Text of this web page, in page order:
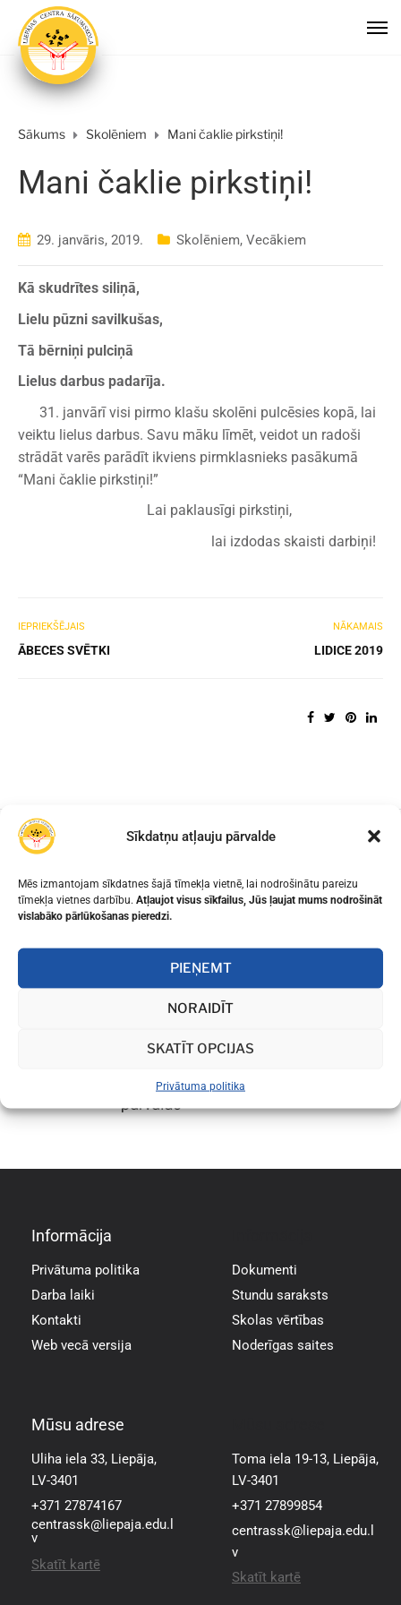
Sīkdatņu atļauju pārvalde
Mēs izmantojam sīkdatnes šajā tīmekļa vietnē, lai nodrošinātu pareizu
tīmekļa vietnes darbību. Atļaujot visus sīkfailus, Jūs ļaujat mums nodrošināt
vislabāko pārlūkošanas pieredzi.
PIEŅEMT
NORAIDĪT
SKATĪT OPCIJAS
Privātuma politika
Sākums Skolēniem Mani čaklie pirkstiņi!
Mani čaklie pirkstiņi!
29. janvāris, 2019. Skolēniem, Vecākiem
Kā skudrītes siliņā,
Lielu pūzni savilkušas,
Tā bērniņi pulciņā
Lielus darbus padarīja.
31. janvārī visi pirmo klašu skolēni pulcēsies kopā, lai
veiktu lielus darbus. Savu māku līmēt, veidot un radoši
strādāt varēs parādīt ikviens pirmklasnieks pasākumā
“Mani čaklie pirkstiņi!”
Lai paklausīgi pirkstiņi,
lai izdodas skaisti darbiņi!
IEPRIEKŠĒJAIS
ĀBECES SVĒTKI
NĀKAMAIS
LIDICE 2019
Informācija
Privātuma politika
Darba laiki
Kontakti
Web vecā versija
Dokumenti
Stundu saraksts
Skolas vērtības
Noderīgas saites
Mūsu adrese
Uliha iela 33, Liepāja,
LV-3401
+371 27874167
centrassk@liepaja.edu.l
v
Skatīt kartē
Toma iela 19-13, Liepāja,
LV-3401
+371 27899854
centrassk@liepaja.edu.l
v
Skatīt kartē